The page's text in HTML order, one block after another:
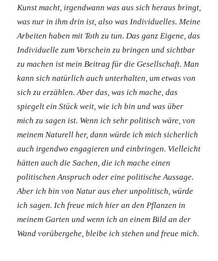
Kunst macht, irgendwann was aus sich heraus bringt,
was nur in ihm drin ist, also was Individuelles. Meine
Arbeiten haben mit Toth zu tun. Das ganz Eigene, das
Individuelle zum Vorschein zu bringen und sichtbar
zu machen ist mein Beitrag für die Gesellschaft. Man
kann sich natürlich auch unterhalten, um etwas von
sich zu erzählen. Aber das, was ich mache, das
spiegelt ein Stück weit, wie ich bin und was über
mich zu sagen ist. Wenn ich sehr politisch wäre, von
meinem Naturell her, dann würde ich mich sicherlich
auch irgendwo engagieren und einbringen. Vielleicht
hätten auch die Sachen, die ich mache einen
politischen Anspruch oder eine politische Aussage.
Aber ich bin von Natur aus eher unpolitisch, würde
ich sagen. Ich freue mich hier an den Pflanzen in
meinem Garten und wenn ich an einem Bild an der
Wand vorübergehe, bleibe ich stehen und freue mich.